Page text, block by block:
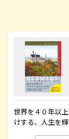
世界を４０年以
けする、人生を